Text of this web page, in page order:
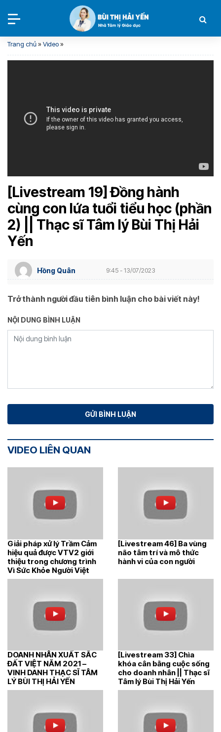
Trang chủ» Video»
[Livestream 19] Đồng hành
cùng con lứa tuổi tiểu học (phần
2) || Thạc sĩ Tâm lý Bùi Thị Hải
Yến
Hồng Quân 9:45 - 13/07/2023
Trở thành người đầu tiên bình luận cho bài viết này!
NỘI DUNG BÌNH LUẬN
VIDEO LIÊN QUAN
Giải pháp xử lý Trầm Cảm
hiệu quả được VTV2 giới
thiệu trong chương trình
Vì Sức Khỏe Người Việt
[Livestream 46] Ba vùng
não tâm trí và mô thức
hành vi của con người
DOANH NHÂN XUẤT SẮC
ĐẤT VIỆT NĂM 2021 –
VINH DANH THẠC SĨ TÂM
LÝ BÙI THỊ HẢI YẾN
[Livestream 33] Chìa
khóa cân bằng cuộc sống
cho doanh nhân || Thạc sĩ
Tâm lý Bùi Thị Hải Yến